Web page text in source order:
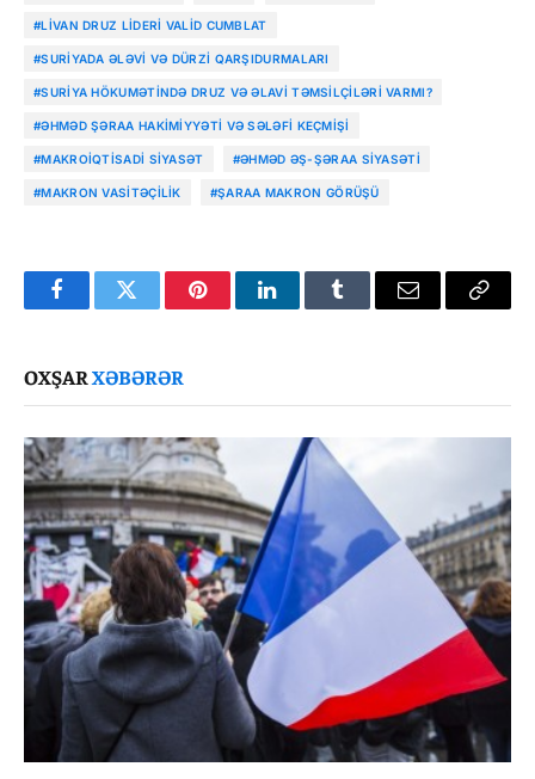
#LIVAN DRUZ LIDERI VALID CUMBLAT
#SURIYADA ƏLƏVI VƏ DÜRZI QARŞIDURMALARI
#SURIYA HÖKUMƏTINDƏ DRUZ VƏ ƏLAVI TƏMSILÇILƏRI VARMI?
#ƏHMƏD ŞƏRAA HAKIMIYYƏTI VƏ SƏLƏFI KEÇMIŞI
#MAKROIQTISADI SIYASƏT #ƏHMƏD ƏŞ-ŞƏRAA SIYASƏTI
#MAKRON VASITƏÇILIK #ŞARAA MAKRON GÖRÜŞÜ
FacebookTwitter PinterestLinkedInTumblr Email
Copy
OXŞARXƏBƏRƏR